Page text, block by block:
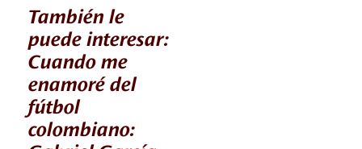
También le
puede interesar:
Cuando me
enamoré del
fútbol
colombiano: